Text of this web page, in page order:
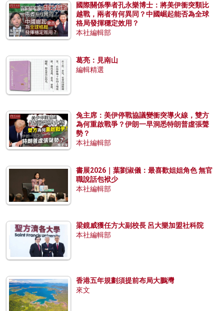
國際關係學者孔永樂博士：將美伊衝突類比
越戰，兩者有何異同？中國崛起能否為全球
格局發揮穩定效用？
本社編輯部
葛亮：見南山
編輯精選
兔主席：美伊停戰協議變衝突導火線，雙方
為何重啟戰爭？伊朗一早洞悉特朗普虛張聲
勢？
本社編輯部
書展2026｜葉劉淑儀：最喜歡姐姐角色 無官
職說話包袱少
本社編輯部
梁鏡威獲任方大副校長 呂大樂加盟社科院
本社編輯部
香港五年規劃須提前布局大鵬灣
來文